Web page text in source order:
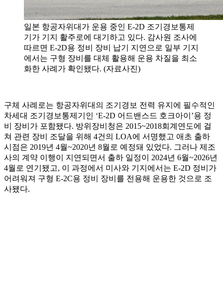
일본 항공자위대가 운용 중인 E-2D 조기경보통제
기가 기지 활주로에 대기하고 있다. 감사원 조사에
따르면 E-2D용 정비 장비 납기 지연으로 일부 기지
에서는 구형 장비를 대체 활용해 운용 차질을 최소
화한 사례가 확인됐다. (자료사진)
구체 사례로는 항공자위대의 조기경보 전력 유지에 필수적인
차세대 조기경보통제기인 ‘E-2D 어드밴스드 호크아이’용 정
비 장비가 포함됐다. 방위장비청은 2015~2018회계연도에 걸
쳐 관련 장비 조달을 위해 4건의 LOA에 서명했고 애초 출하
시점은 2019년 4월~2020년 8월로 예정돼 있었다. 그러나 제조
사의 계약 이행이 지연되면서 출하 일정이 2024년 6월~2026년
4월로 연기됐고, 이 과정에서 미사와 기지에서는 E-2D 정비가
어려워져 구형 E-2C용 정비 장비를 전용해 운용한 것으로 조
사됐다.